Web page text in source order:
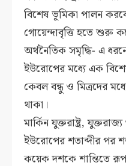
বিশেষ ভূমিকা পালন
গোয়েন্দাবৃত্তি হতে শুরু
অর্থনৈতিক সমৃদ্ধি- এ
ইউরোপের মধ্যে এক
কেবল বন্ধু ও মিত্রদের
থাকা।
মার্কিন যুক্তরাষ্ট্র,
ইউরোপের শতাব্দীর পর
কয়েক দশকে শান্তিতে